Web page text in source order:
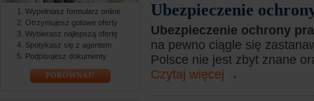
Wypełniasz formularz online
Otrzymujesz gotowe oferty
Wybierasz najlepszą ofertę
Spotykasz się z agentem
Podpisujesz dokumenty
PORÓWNAJ!
Ubezpieczenie
Ubezpieczenie ochrony
na pewno ciągle się
Polsce nie jest zbyt znane
Czytaj więcej